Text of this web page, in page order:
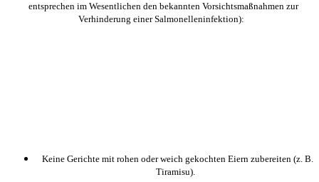
entsprechen im Wesentlichen den bekannten Vorsichtsmaßnahmen zur
Verhinderung einer Salmonelleninfektion):
Keine Gerichte mit rohen oder weich gekochten Eiern zubereiten (z. B.
Tiramisu).